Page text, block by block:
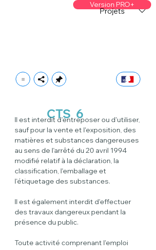
Version PRO+
Projets
CTS 6
II est interdit d'entreposer ou d'utiliser,
sauf pour la vente et l'exposition, des
matières et substances dangereuses
au sens de l'arrêté du 20 avril 1994
modifié relatif à la déclaration, la
classification, l'emballage et
l'étiquetage des substances.
Il est également interdit d'effectuer
des travaux dangereux pendant la
présence du public.
Toute activité comprenant l'emploi